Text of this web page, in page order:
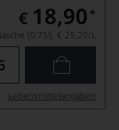
€ 18,90 *
(0.75l), € 25,20/L
Lebensmittel­angaben